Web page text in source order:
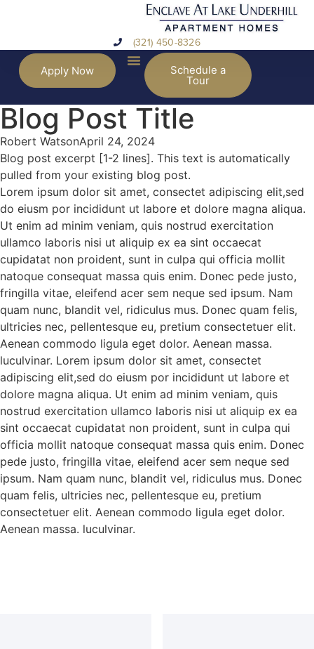
(321) 450-8326
Apply Now Schedule a
Tour
Blog Post Title
Robert WatsonApril 24, 2024
Blog post excerpt [1-2 lines]. This text is automatically
pulled from your existing blog post.
Lorem ipsum dolor sit amet, consectet adipiscing elit,sed
do eiusm por incididunt ut labore et dolore magna aliqua.
Ut enim ad minim veniam, quis nostrud exercitation
ullamco laboris nisi ut aliquip ex ea sint occaecat
cupidatat non proident, sunt in culpa qui officia mollit
natoque consequat massa quis enim. Donec pede justo,
fringilla vitae, eleifend acer sem neque sed ipsum. Nam
quam nunc, blandit vel, ridiculus mus. Donec quam felis,
ultricies nec, pellentesque eu, pretium consectetuer elit.
Aenean commodo ligula eget dolor. Aenean massa.
luculvinar. Lorem ipsum dolor sit amet, consectet
adipiscing elit,sed do eiusm por incididunt ut labore et
dolore magna aliqua. Ut enim ad minim veniam, quis
nostrud exercitation ullamco laboris nisi ut aliquip ex ea
sint occaecat cupidatat non proident, sunt in culpa qui
officia mollit natoque consequat massa quis enim. Donec
pede justo, fringilla vitae, eleifend acer sem neque sed
ipsum. Nam quam nunc, blandit vel, ridiculus mus. Donec
quam felis, ultricies nec, pellentesque eu, pretium
consectetuer elit. Aenean commodo ligula eget dolor.
Aenean massa. luculvinar.